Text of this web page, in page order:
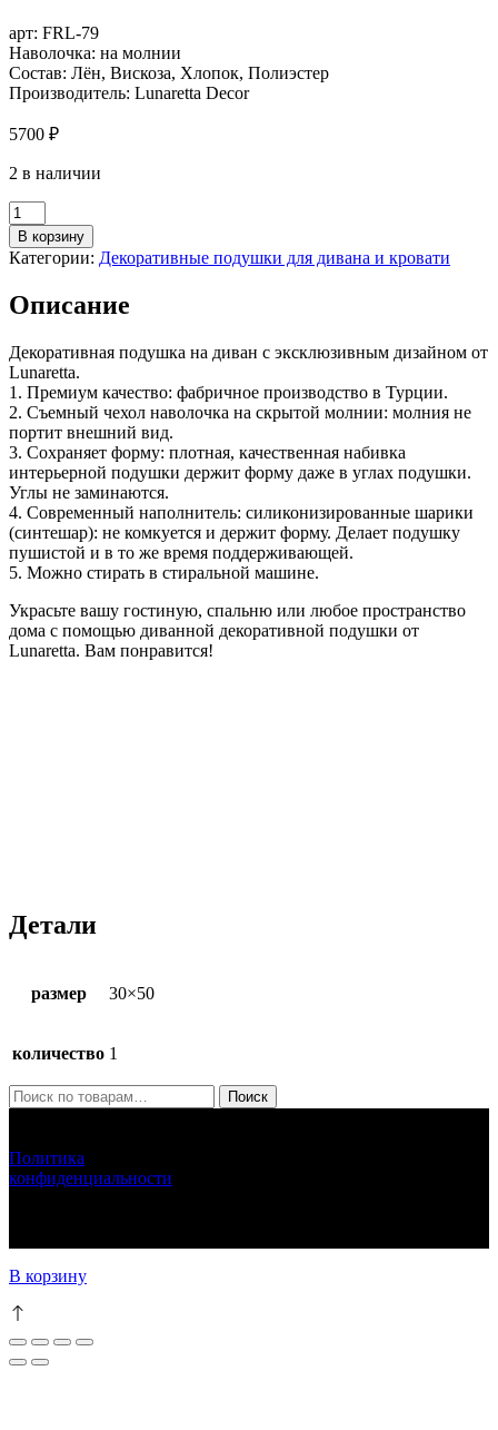
арт: FRL-79
Наволочка: на молнии
Состав: Лён, Вискоза, Хлопок, Полиэстер
Производитель: Lunaretta Decor
5700 ₽
2 в наличии
Количество
товара
Декоративная
подушка
дивана
Viva,
на
молнии
В корзину
Категории: Декоративные подушки для дивана и кровати
Описание
Декоративная подушка на диван с эксклюзивным дизайном от
Lunaretta.
1. Премиум качество: фабричное производство в Турции.
2. Съемный чехол наволочка на скрытой молнии: молния не
портит внешний вид.
3. Сохраняет форму: плотная, качественная набивка
интерьерной подушки держит форму даже в углах подушки.
Углы не заминаются.
4. Современный наполнитель: cиликонизированные шарики
(синтешар): не комкуется и держит форму. Делает подушку
пушистой и в то же время поддерживающей.
5. Можно стирать в стиральной машине.
Украсьте вашу гостиную, спальню или любое пространство
дома с помощью диванной декоративной подушки от
Lunaretta. Вам понравится!
Детали
размер 30×50
количество 1
Искать: Поиск
Политика
конфиденциальности
В корзину